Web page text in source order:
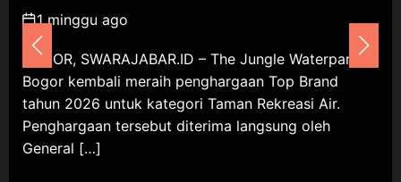
Budaya & Sejarah Jabodetabek
Komunitas Olahraga
Gebyar HUT RI ke 81 RW 24
Griya Depok Asri, Tenis Meja
1 minggu ago
BOGOR, SWARAJABAR.ID – The Jungle Waterpark
Bogor kembali meraih penghargaan Top Brand
tahun 2026 untuk kategori Taman Rekreasi Air.
Penghargaan tersebut diterima langsung oleh
General […]